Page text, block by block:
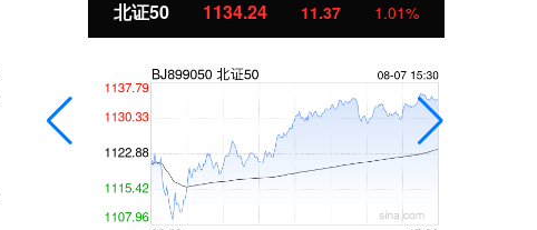
北证50 1134.24 11.37 1.01%